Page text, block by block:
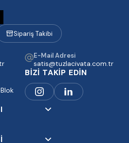
Sipariş Takibi
E-Mail Adresi
satis@tuzlacivata.com.tr
BİZİ TAKİP EDİN